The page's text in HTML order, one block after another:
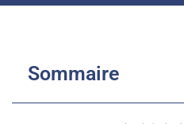
Sommaire